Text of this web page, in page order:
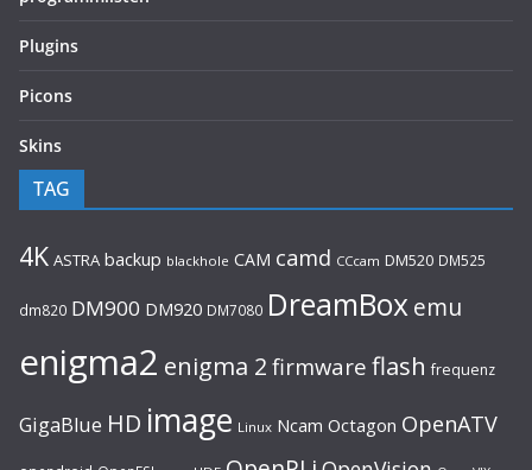
Plugins
Picons
Skins
TAG
4K ASTRA backup blackhole CAM camd CCcam DM520 DM525
dm820 DM900 DM920 DM7080 DreamBoxemu
enigma2 enigma 2 firmware flash frequenz
GigaBlue HD image Linux Ncam Octagon OpenATV